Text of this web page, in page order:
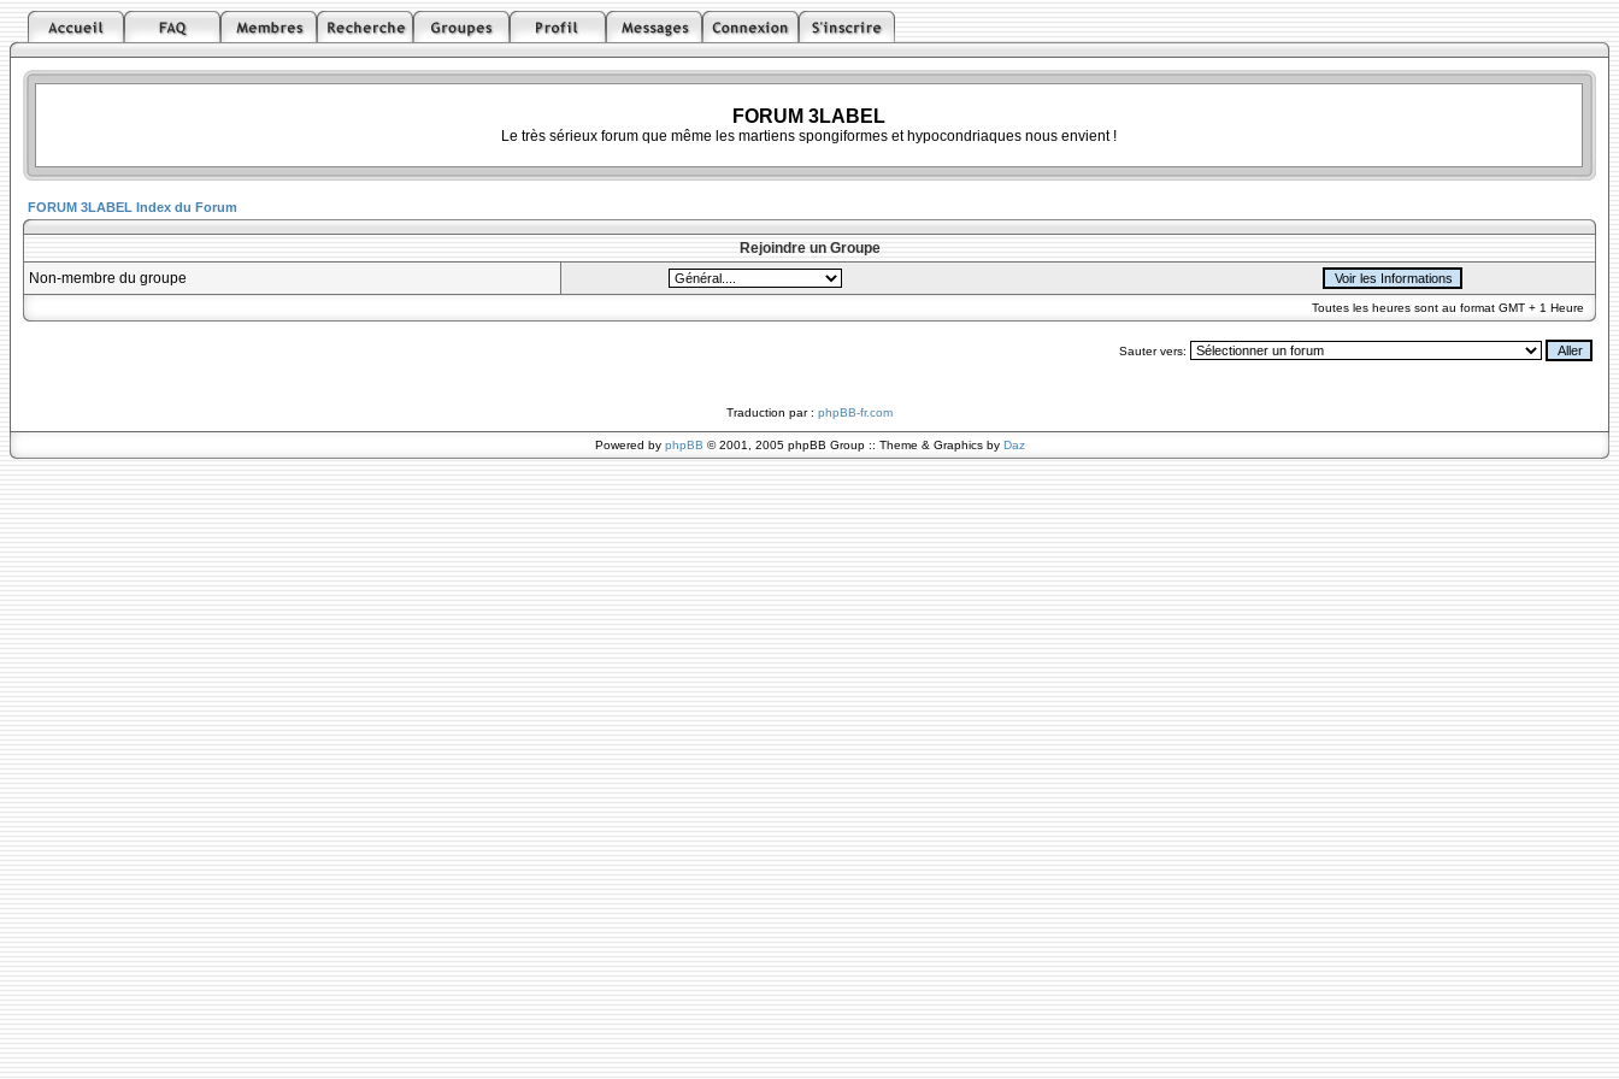
FORUM 3LABEL
Le très sérieux forum que même les martiens spongiformes et hypocondriaques nous envient !
FORUM 3LABEL Index du Forum
Rejoindre un Groupe
Non-membre du groupe
Toutes les heures sont au format GMT + 1 Heure
Sauter vers:
Traduction par : phpBB-fr.com
Powered by phpBB © 2001, 2005 phpBB Group :: Theme & Graphics by Daz